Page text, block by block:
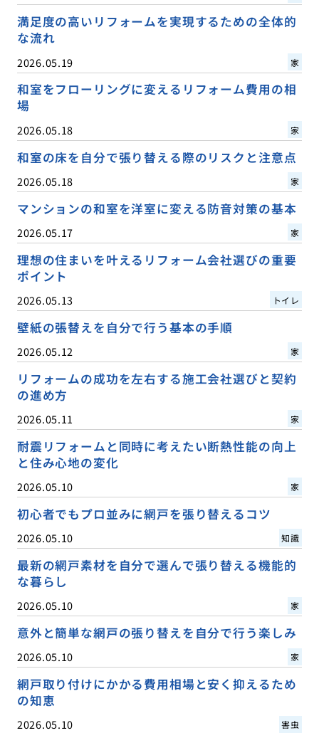
満足度の高いリフォームを実現するための全体的
な流れ
2026.05.19 家
和室をフローリングに変えるリフォーム費用の相
場
2026.05.18 家
和室の床を自分で張り替える際のリスクと注意点
2026.05.18 家
マンションの和室を洋室に変える防音対策の基本
2026.05.17 家
理想の住まいを叶えるリフォーム会社選びの重要
ポイント
2026.05.13 トイレ
壁紙の張替えを自分で行う基本の手順
2026.05.12 家
リフォームの成功を左右する施工会社選びと契約
の進め方
2026.05.11 家
耐震リフォームと同時に考えたい断熱性能の向上
と住み心地の変化
2026.05.10 家
初心者でもプロ並みに網戸を張り替えるコツ
2026.05.10 知識
最新の網戸素材を自分で選んで張り替える機能的
な暮らし
2026.05.10 家
意外と簡単な網戸の張り替えを自分で行う楽しみ
2026.05.10 家
網戸取り付けにかかる費用相場と安く抑えるため
の知恵
2026.05.10 害虫